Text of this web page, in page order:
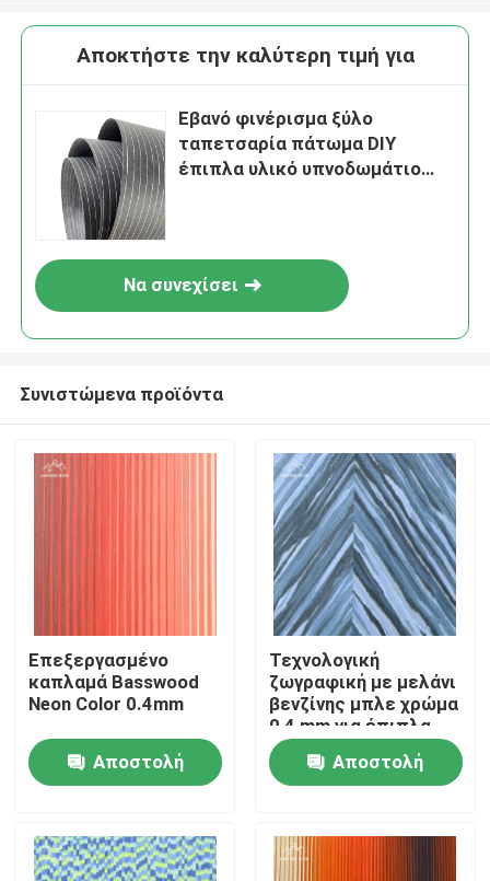
Σπίτι
Βίντεο
Αποκτήστε την καλύτερη τιμή για
Εβανό φινέρισμα ξύλο
ταπετσαρία πάτωμα DIY
έπιπλα υλικό υπνοδωμάτιο
Να συνεχίσει
Συνιστώμενα προϊόντα
Επεξεργασμένο
καπλαμά Basswood
Neon Color 0.4mm
Αποστολή
Τεχνολογική
ζωγραφική με μελάνι
βενζίνης μπλε χρώμα
0,4 mm για έπιπλα
Ayous
Αποστολή